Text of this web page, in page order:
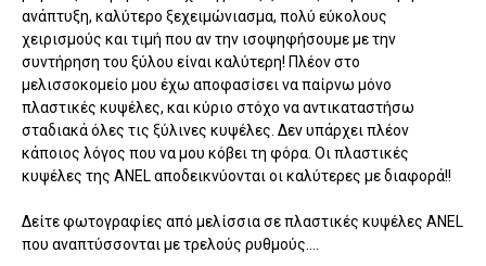
ανάπτυξη, καλύτερο ξεχειμώνιασμα, πολύ εύκολους
χειρισμούς και τιμή που αν την ισοψηφήσουμε με την
συντήρηση του ξύλου είναι καλύτερη! Πλέον στο
μελισσοκομείο μου έχω αποφασίσει να παίρνω μόνο
πλαστικές κυψέλες, και κύριο στόχο να αντικαταστήσω
σταδιακά όλες τις ξύλινες κυψέλες. Δεν υπάρχει πλέον
κάποιος λόγος που να μου κόβει τη φόρα. Οι πλαστικές
κυψέλες της ANEL αποδεικνύονται οι καλύτερες με διαφορά!!
Δείτε φωτογραφίες από μελίσσια σε πλαστικές κυψέλες ANEL
που αναπτύσσονται με τρελούς ρυθμούς....